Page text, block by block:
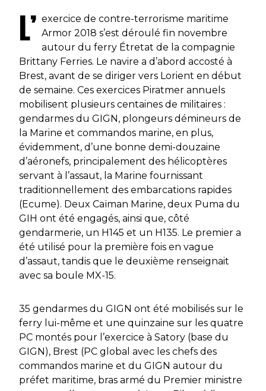
L’ exercice de contre-terrorisme maritime
Armor 2018 s’est déroulé fin novembre
autour du ferry Étretat de la compagnie
Brittany Ferries. Le navire a d’abord accosté à
Brest, avant de se diriger vers Lorient en début
de semaine. Ces exercices Piratmer annuels
mobilisent plusieurs centaines de militaires :
gendarmes du GIGN, plongeurs démineurs de
la Marine et commandos marine, en plus,
évidemment, d’une bonne demi-douzaine
d’aéronefs, principalement des hélicoptères
servant à l’assaut, la Marine fournissant
traditionnellement des embarcations rapides
(Ecume). Deux Caïman Marine, deux Puma du
GIH ont été engagés, ainsi que, côté
gendarmerie, un H145 et un H135. Le premier a
été utilisé pour la première fois en vague
d’assaut, tandis que le deuxième renseignait
avec sa boule MX-15.
35 gendarmes du GIGN ont été mobilisés sur le
ferry lui-même et une quinzaine sur les quatre
PC montés pour l’exercice à Satory (base du
GIGN), Brest (PC global avec les chefs des
commandos marine et du GIGN autour du
préfet maritime, bras armé du Premier ministre